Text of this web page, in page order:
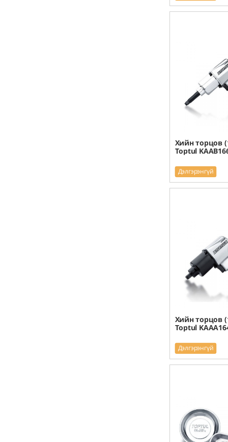
Хийн торцов
Toptul
Дэлгэрэнгүй
Хийн торцов
Toptul
Дэлгэрэнгүй